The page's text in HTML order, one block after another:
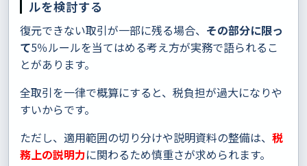
ルを検討する
復元できない取引が一部に残る場合、 その部分に限っ
て5％ルールを当てはめる考え方が実務で語られるこ
とがあります。
全取引を一律で概算にすると、税負担が過大になりや
すいからです。
ただし、適用範囲の切り分けや説明資料の整備は、 税
務上の説明力に関わるため慎重さが求められます。